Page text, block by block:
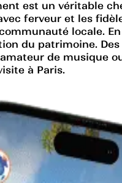
est un véritable
ferveur et les
locale.
du patrimoine.
de musique
à Paris.